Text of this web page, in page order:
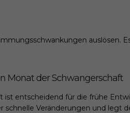
auslösen.
Monat der Schwangerschaft
entscheidend für die frühe
schnelle Veränderungen und legt